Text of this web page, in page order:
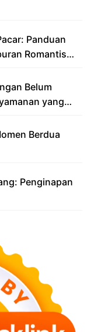
Panduan
Romantis
Belum
yang
Berdua
Penginapan